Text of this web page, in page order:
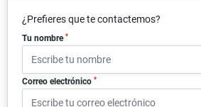
¿Prefieres que te contactemos?
Tu nombre *
Correo electrónico *